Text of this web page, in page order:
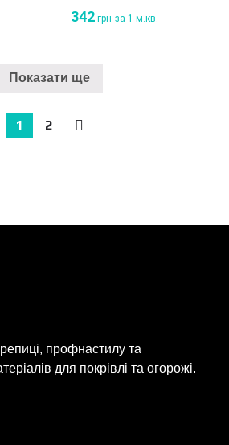
342 грн за 1 м.кв.
Показати ще
1 2 →
профнастилу та
для покрівлі та огорожі.